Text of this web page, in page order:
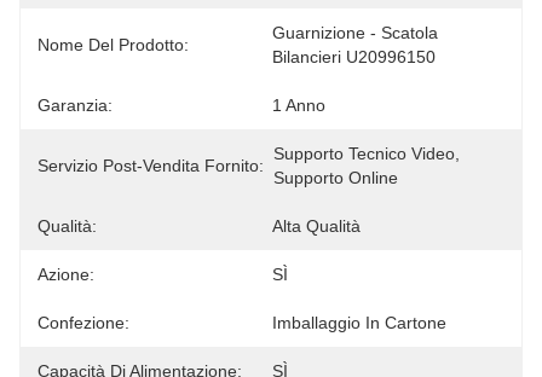
Nome Del Prodotto:
Guarnizione - Scatola
Bilancieri U20996150
Garanzia: 1 Anno
Servizio Post-Vendita Fornito:
Supporto Tecnico Video,
Supporto Online
Qualità: Alta Qualità
Azione: SÌ
Confezione: Imballaggio In Cartone
Capacità Di Alimentazione: SÌ